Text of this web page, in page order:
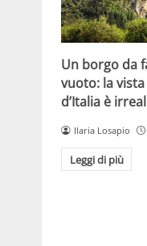
Un borgo da
vuoto: la
d’Italia è
Ilaria Losapio
Leggi di più